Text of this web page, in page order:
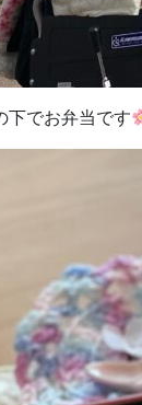
下でお弁当です